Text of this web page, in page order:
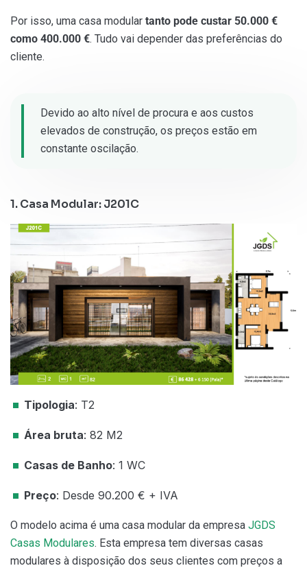
Por isso, uma casa modular tanto pode custar 50.000 €
como 400.000 €. Tudo vai depender das preferências do
cliente.
Devido ao alto nível de procura e aos custos
elevados de construção, os preços estão em
constante oscilação.
1. Casa Modular: J201C
Tipologia: T2
Área bruta: 82 M2
Casas de Banho: 1 WC
Preço: Desde 90.200 € + IVA
O modelo acima é uma casa modular da empresa JGDS
Casas Modulares. Esta empresa tem diversas casas
modulares à disposição dos seus clientes com preços a